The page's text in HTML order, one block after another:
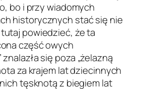
bo i przy wiadomych
historycznych stać się nie
powiedzieć, że ta
część owych
się poza „żelazną
za krajem lat dziecinnych
tęsknotą z biegiem lat